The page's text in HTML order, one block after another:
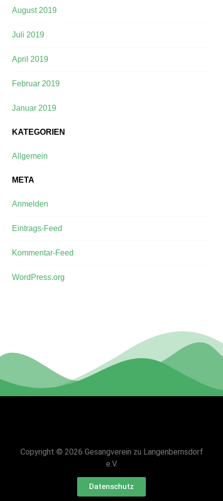
August 2019
Juli 2019
April 2019
Februar 2019
Januar 2019
KATEGORIEN
Allgemein
META
Anmelden
Eintrags-Feed
Kommentar-Feed
WordPress.org
Copyright © 2026 Gesangverein zu Langenbernsdorf
e.V.
Datenschutz